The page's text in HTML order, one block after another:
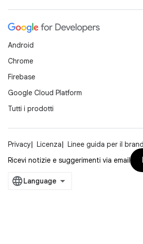
Android
Chrome
Firebase
Google Cloud Platform
Tutti i prodotti
Privacy Licenza Linee guida per il brand
Ricevi notizie e suggerimenti via email